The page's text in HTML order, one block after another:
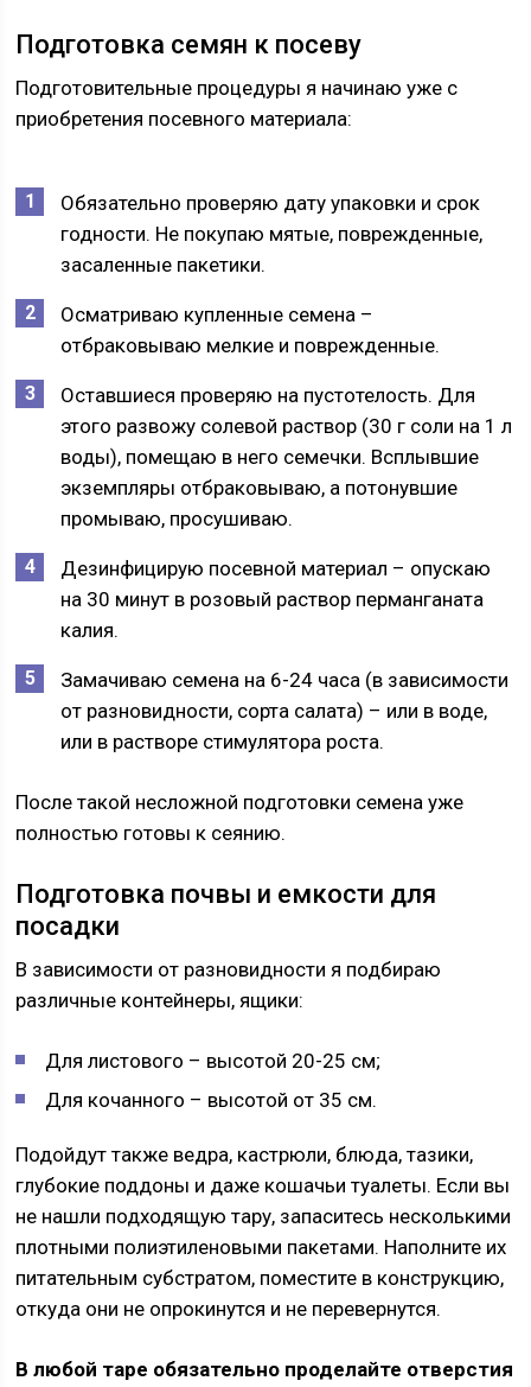
Подготовка семян к посеву
Подготовительные процедуры я начинаю уже с
приобретения посевного материала:
Обязательно проверяю дату упаковки и срок
годности. Не покупаю мятые, поврежденные,
засаленные пакетики.
Осматриваю купленные семена –
отбраковываю мелкие и поврежденные.
Оставшиеся проверяю на пустотелость. Для
этого развожу солевой раствор (30 г соли на 1 л
воды), помещаю в него семечки. Всплывшие
экземпляры отбраковываю, а потонувшие
промываю, просушиваю.
Дезинфицирую посевной материал – опускаю
на 30 минут в розовый раствор перманганата
калия.
Замачиваю семена на 6-24 часа (в зависимости
от разновидности, сорта салата) – или в воде,
или в растворе стимулятора роста.
После такой несложной подготовки семена уже
полностью готовы к сеянию.
Подготовка почвы и емкости для
посадки
В зависимости от разновидности я подбираю
различные контейнеры, ящики:
Для листового – высотой 20-25 см;
Для кочанного – высотой от 35 см.
Подойдут также ведра, кастрюли, блюда, тазики,
глубокие поддоны и даже кошачьи туалеты. Если вы
не нашли подходящую тару, запаситесь несколькими
плотными полиэтиленовыми пакетами. Наполните их
питательным субстратом, поместите в конструкцию,
откуда они не опрокинутся и не перевернутся.
В любой таре обязательно проделайте отверстия